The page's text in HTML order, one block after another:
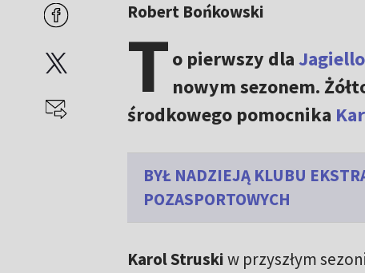
Robert Bońkowski
To pierwszy dla
nowym sezonem.
środkowego pomocnika
BYŁ NADZIEJĄ KLUBU
POZASPORTOWYCH
Karol Struskiw przyszłym